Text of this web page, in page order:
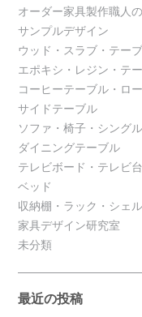
オーダー家具製作職人
サンプルデザイン
ウッド・スラブ・テー
エポキシ・レジン・テ
コーヒーテーブル・ロ
サイドテーブル
ソファ・椅子・シング
ダイニングテーブル
テレビボード・テレビ台
ベッド
収納棚・ラック・シェ
家具デザイン研究室
未分類
最近の投稿